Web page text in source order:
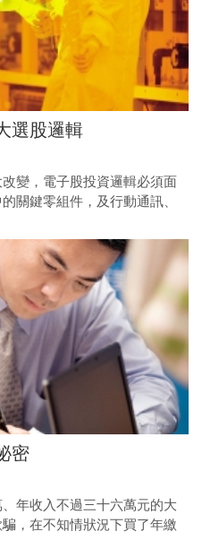
選股邏輯
變，電子股投資邏輯必須面
關鍵零組件，及行動通訊、
密
年收入不過三十六萬元的大
，在不知情狀況下買了年繳